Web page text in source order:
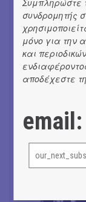
συνδρομητής
μόνο για την
και
αποδέχεστε
email: